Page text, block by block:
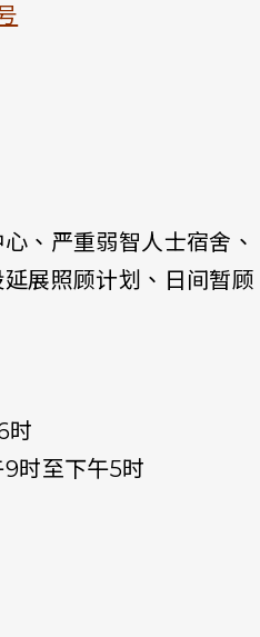
、严重弱智人士宿舍、
展照顾计划、日间暂顾
时
时至下午5时